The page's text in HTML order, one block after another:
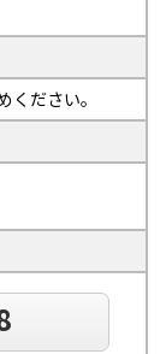
ださい。